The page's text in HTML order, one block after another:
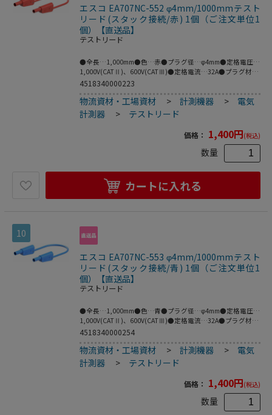
エスコ EA707NC-552 φ4mm/1000mmテスト
リード(スタック接続/赤) 1個（ご注文単位1
個）【直送品】
テストリード
●全長…1,000mm●色…赤●プラグ径…φ4mm●定格電圧…
1,000V(CATⅡ)、600V(CATⅢ)●定格電流…32A●プラグ材
質…ニッケル●ケーブル材質…PVC●フレキシブルなケーブ
のMULTILAMプラグ付きテストリード。●MULTILAM付（ば
ね形状の多面接触子付）●※プラグとソケットの両方が
MULTILAM（マルチラム）の場合は接続できません。●ニッ
ケル（Ni）はコストが安く、挿抜耐久性が高い利点があり、
主に保守メンテナンス用途等に需要があります。●梱包サイ
4518340000223
物流資材・工場資材 >計測機器 > 電気
計測器
> テストリード
価格： 1,400円(税込)
数量
カートに入れる
10
エスコ EA707NC-553 φ4mm/1000mmテスト
リード(スタック接続/青) 1個（ご注文単位1
個）【直送品】
テストリード
●全長…1,000mm●色…青●プラグ径…φ4mm●定格電圧…
1,000V(CATⅡ)、600V(CATⅢ)●定格電流…32A●プラグ材
質…ニッケル●ケーブル材質…PVC●フレキシブルなケーブ
のMULTILAMプラグ付きテストリード。●※プラグとソケッ
トの両方がMULTILAMの場合は接続できません。
●MULTILAM付（ばね形状の多面接触子付）●ニッケル
（Ni）はコストが安く、挿抜耐久性が高い利点があり、主に
保守メンテナンス用途等に需要があります。●梱包サイ
4518340000254
物流資材・工場資材 >計測機器 > 電気
計測器
> テストリード
価格： 1,400円(税込)
数量